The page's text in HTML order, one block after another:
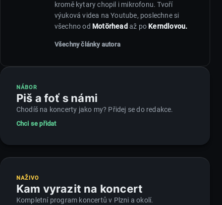
kromě kytary chopil i mikrofonu. Tvoří
výuková videa na Youtube, poslechne si
všechno od Motörhead až po Kerndlovou.
Všechny články autora
NÁBOR
Piš a foť s námi
Chodíš na koncerty jako my? Přidej se do redakce.
Chci se přidat
NAŽIVO
Kam vyrazit na koncert
Kompletní program koncertů v Plzni a okolí.